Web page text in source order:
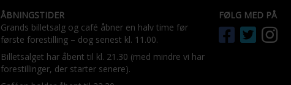
ÅBNINGSTIDER
Grands billetsalg og café åbner en halv time før
første forestilling – dog senest kl. 11.00.
Billetsalget har åbent til kl. 21.30 (med mindre vi har
forestillinger, der starter senere).
FØLG MED PÅ